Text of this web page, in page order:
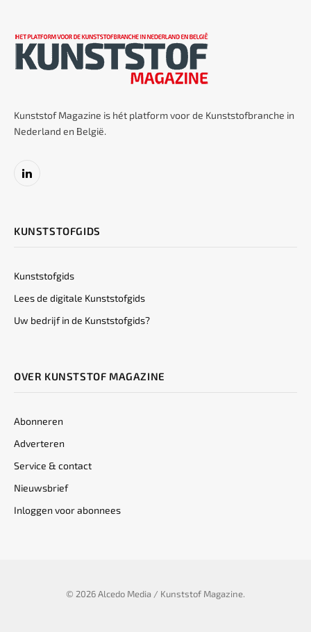
Kunststof Magazine is hét platform voor de Kunststofbranche in
Nederland en België.
LinkedIn
KUNSTSTOFGIDS
Kunststofgids
Lees de digitale Kunststofgids
Uw bedrijf in de Kunststofgids?
OVER KUNSTSTOF MAGAZINE
Abonneren
Adverteren
Service & contact
Nieuwsbrief
Inloggen voor abonnees
© 2026 Alcedo Media / Kunststof Magazine.